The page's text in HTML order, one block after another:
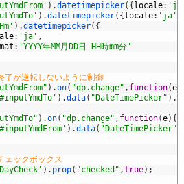
) .datetimepicker( { locale:
) .datetimepicker( { locale: 'ja'
) .datetimepicker( {
: 'ja' ,
: 'YYYY年MM月DD日 HH時mm分'
が逆転しないように制御
) .on( "dp.change" , function(e
) .data( "DateTimePicker" ) .
) .on( "dp.change" , function(e) {
) .data( "DateTimePicker"
ックボックス
) . prop( "checked" ,true) ;